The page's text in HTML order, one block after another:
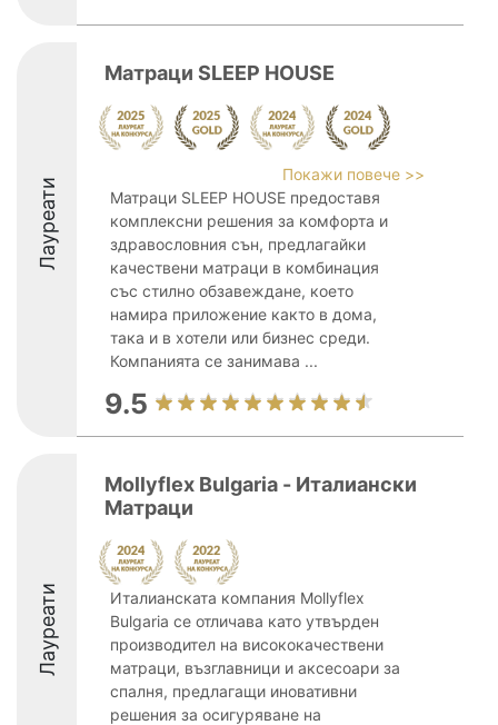
Лауреати
Матраци SLEEP HOUSE
Покажи повече >>
Матраци SLEEP HOUSE предоставя
комплексни решения за комфорта и
здравословния сън, предлагайки
качествени матраци в комбинация
със стилно обзавеждане, което
намира приложение както в дома,
така и в хотели или бизнес среди.
Компанията се занимава ...
9.5
Лауреати
Mollyflex Bulgaria - Италиански
Матраци
Италианската компания Mollyflex
Bulgaria се отличава като утвърден
производител на висококачествени
матраци, възглавници и аксесоари за
спалня, предлагащи иновативни
решения за осигуряване на